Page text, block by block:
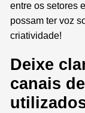
entre os setores
possam ter voz
criatividade!
Deixe
canais